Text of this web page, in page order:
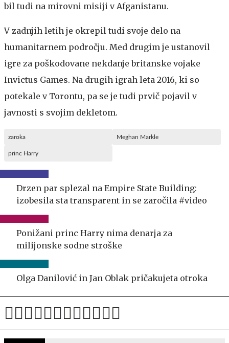
bil tudi na mirovni misiji v Afganistanu.
V zadnjih letih je okrepil tudi svoje delo na
humanitarnem področju. Med drugim je ustanovil
igre za poškodovane nekdanje britanske vojake
Invictus Games. Na drugih igrah leta 2016, ki so
potekale v Torontu, pa se je tudi prvič pojavil v
javnosti s svojim dekletom.
zaroka Meghan Markle
princ Harry
Drzen par splezal na Empire State Building:
izobesila sta transparent in se zaročila #video
Ponižani princ Harry nima denarja za
milijonske sodne stroške
Olga Danilović in Jan Oblak pričakujeta otroka